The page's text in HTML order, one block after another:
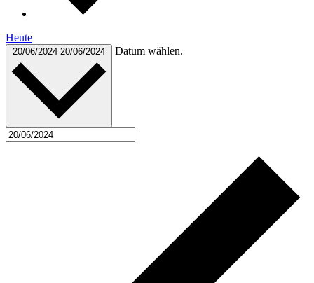
Heute
20/06/2024 20/06/2024 Datum wählen.